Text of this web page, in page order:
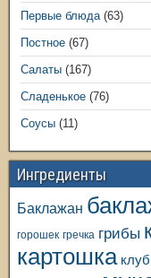
Первые блюда (63)
Постное (67)
Салаты (167)
Сладенькое (76)
Соусы (11)
Ингредиенты
Баклажан
горошек гречка грибы
картошка